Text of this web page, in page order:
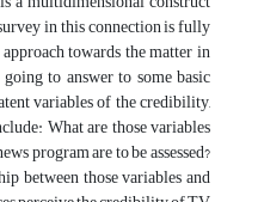
in this connection is fully
towards the matter in
to answer to some basic
variables of the credibility,
What are those variables
program are to be assessed?
between those variables and